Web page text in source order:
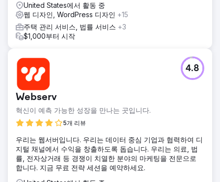
United States에서 활동 중
웹 디자인, WordPress 디자인 +15
주택 관리 서비스, 법률 서비스 +3
$1,000부터 시작
Webserv
혁신이 예측 가능한 성장을 만나는 곳입니다.
5개 리뷰
4.8
우리는 웹서버입니다. 우리는 데이터 중심 기업과 협력하여 디
지털 채널에서 수익을 창출하도록 돕습니다. 우리는 의료, 법
률, 전자상거래 등 경쟁이 치열한 분야의 마케팅을 전문으로
합니다. 지금 무료 전략 세션을 예약하세요.